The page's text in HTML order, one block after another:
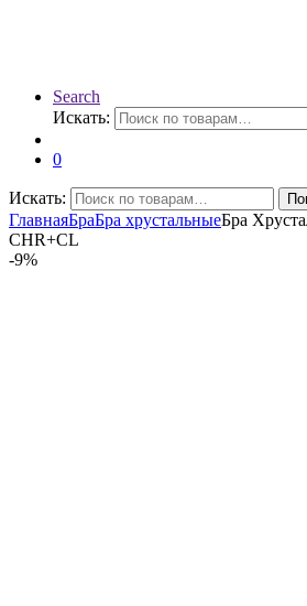
Search
Искать:
0
Искать:
ГлавнаяБраБра хрустальныеБра
CHR+CL
-9%